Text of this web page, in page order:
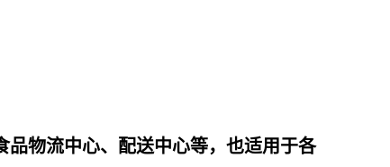
物流中心、配送中心等，也适用于各